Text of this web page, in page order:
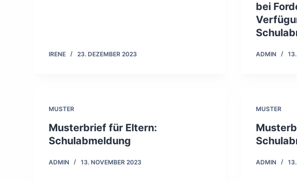
IRENE 23. DEZEMBER 2023
bei
ADMIN
MUSTER
Musterbrief für Eltern:
Schulabmeldung
ADMIN 13. NOVEMBER 2023
MUSTER
ADMIN